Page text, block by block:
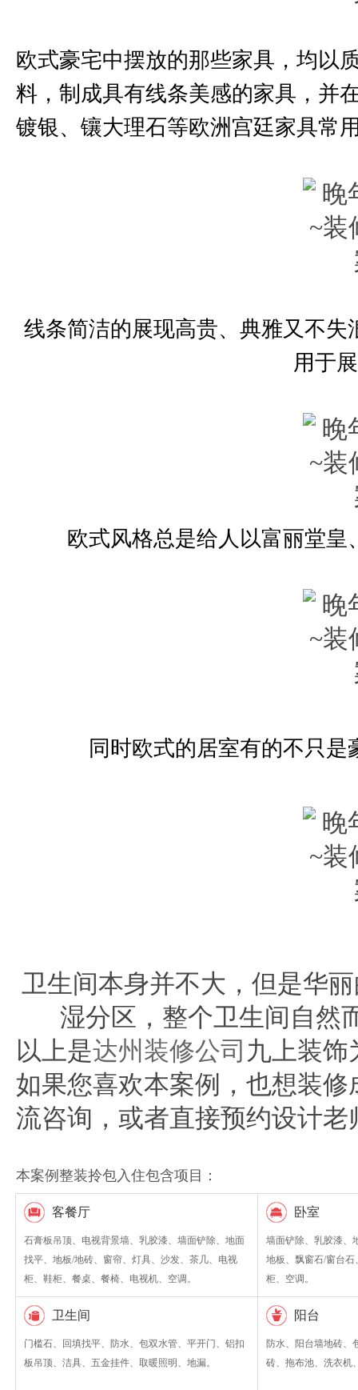
欧式豪宅中摆放的那些家具，均以
料，制成具有线条美感的家具，并
镀银、镶大理石等欧洲宫廷家具常
线条简洁的展现高贵、典雅又不
用于
欧式风格总是给人以富丽堂
同时欧式的居室有的不只
卫生间本身并不大，但是华
湿分区，整个卫生间自然
以上是达州装修公司 九上装饰
如果您喜欢本案例，也想装
流咨询，或者直接预约设计老
本案例整装拎包入住包含项目：
客餐厅
石膏板吊顶、电视背景墙、乳胶漆、墙面铲除、地面
找平、地板/地砖、窗帘、灯具、沙发、茶几、电视
柜、鞋柜、餐桌、餐椅、电视机、空调。
卧室
墙面铲除、乳胶漆、
地板、飘窗石/窗台
柜、空调。
卫生间
门槛石、回填找平、防水、包双水管、平开门、铝扣
板吊顶、洁具、五金挂件、取暖照明、地漏。
阳台
防水、阳台墙地砖、
砖、拖布池、洗衣机